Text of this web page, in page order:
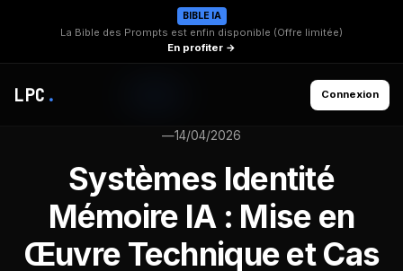
BIBLE IA
La Bible des Prompts est enfin disponible (Offre limitée)
En profiter →
LPC . Connexion
—14/04/2026
Systèmes Identité
Mémoire IA : Mise en
Œuvre Technique et Cas